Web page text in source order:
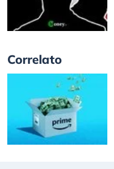
Correlato